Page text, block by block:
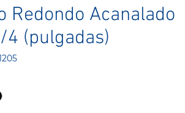
Redondo Acanalado
4 (pulgadas)